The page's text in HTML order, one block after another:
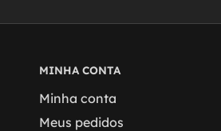
MINHA CONTA
Minha conta
Meus pedidos